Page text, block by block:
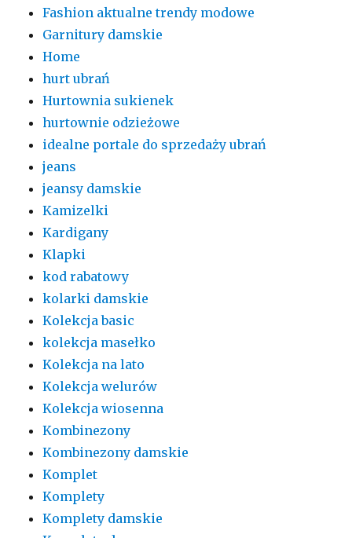
Fashion aktualne trendy modowe
Garnitury damskie
Home
hurt ubrań
Hurtownia sukienek
hurtownie odzieżowe
idealne portale do sprzedaży ubrań
jeans
jeansy damskie
Kamizelki
Kardigany
Klapki
kod rabatowy
kolarki damskie
Kolekcja basic
kolekcja masełko
Kolekcja na lato
Kolekcja welurów
Kolekcja wiosenna
Kombinezony
Kombinezony damskie
Komplet
Komplety
Komplety damskie